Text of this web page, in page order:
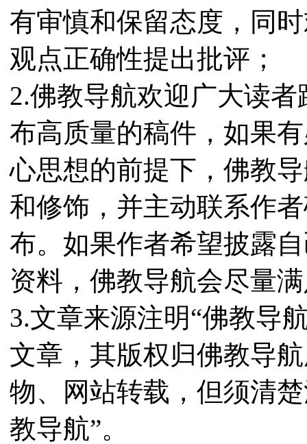
有审慎和保留态度，同
观点正确性提出批评；
2.佛教导航欢迎广大读
布高质量的稿件，如果
心思想的前提下，佛教
和修饰，并主动联系作
布。如果作者希望披露
资料，佛教导航会尽量
3.文章来源注明“佛教导
文章，其版权归佛教导
物、网站转载，但须清
教导航”。